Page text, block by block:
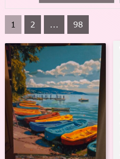
1 2 ... 98